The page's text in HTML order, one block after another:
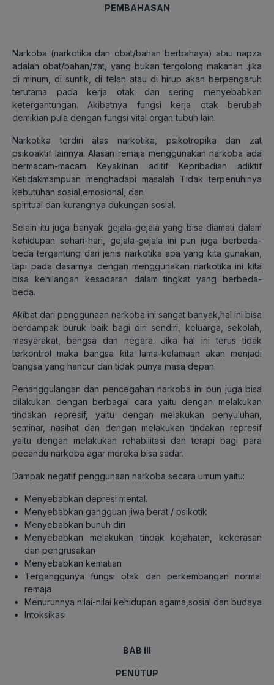
PEMBAHASAN
Narkoba (narkotika dan obat/bahan berbahaya) atau napza
adalah obat/bahan/zat, yang bukan tergolong makanan .jika
di minum, di suntik, di telan atau di hirup akan berpengaruh
terutama pada kerja otak dan sering menyebabkan
ketergantungan. Akibatnya fungsi kerja otak berubah
demikian pula dengan fungsi vital organ tubuh lain.
Narkotika terdiri atas narkotika, psikotropika dan zat
psikoaktif lainnya. Alasan remaja menggunakan narkoba ada
bermacam-macam Keyakinan aditif Kepribadian adiktif
Ketidakmampuan menghadapi masalah Tidak terpenuhinya
kebutuhan sosial,emosional, dan
spiritual dan kurangnya dukungan sosial.
Selain itu juga banyak gejala-gejala yang bisa diamati dalam
kehidupan sehari-hari, gejala-gejala ini pun juga berbeda-
beda tergantung dari jenis narkotika apa yang kita gunakan,
tapi pada dasarnya dengan menggunakan narkotika ini kita
bisa kehilangan kesadaran dalam tingkat yang berbeda-
beda.
Akibat dari penggunaan narkoba ini sangat banyak,hal ini bisa
berdampak buruk baik bagi diri sendiri, keluarga, sekolah,
masyarakat, bangsa dan negara. Jika hal ini terus tidak
terkontrol maka bangsa kita lama-kelamaan akan menjadi
bangsa yang hancur dan tidak punya masa depan.
Penanggulangan dan pencegahan narkoba ini pun juga bisa
dilakukan dengan berbagai cara yaitu dengan melakukan
tindakan represif, yaitu dengan melakukan penyuluhan,
seminar, nasihat dan dengan melakukan tindakan represif
yaitu dengan melakukan rehabilitasi dan terapi bagi para
pecandu narkoba agar mereka bisa sadar.
Dampak negatif penggunaan narkoba secara umum yaitu:
Menyebabkan depresi mental.
Menyebabkan gangguan jiwa berat / psikotik
Menyebabkan bunuh diri
Menyebabkan melakukan tindak kejahatan, kekerasan
dan pengrusakan
Menyebabkan kematian
Terganggunya fungsi otak dan perkembangan normal
remaja
Menurunnya nilai-nilai kehidupan agama,sosial dan budaya
Intoksikasi
BAB III
PENUTUP